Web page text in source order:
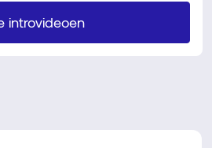
introvideoen